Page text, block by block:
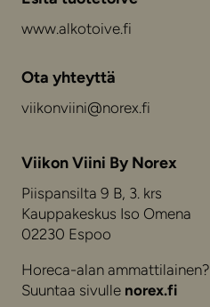
www.alkotoive.fi
Ota yhteyttä
viikonviini@norex.fi
Viikon Viini By Norex
Piispansilta 9 B, 3. krs
Kauppakeskus Iso Omena
02230 Espoo
Horeca-alan ammattilainen?
Suuntaa sivulle norex.fi